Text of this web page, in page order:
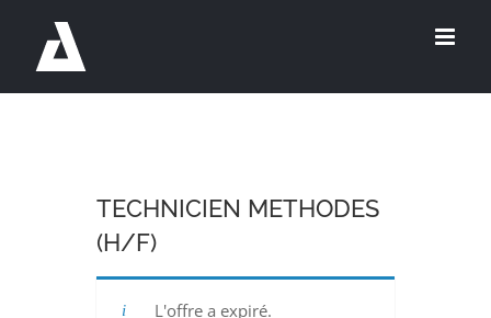
contenu
TECHNICIEN METHODES
(H/F)
L'offre a expiré.